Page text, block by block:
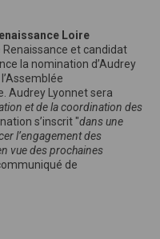
Loire
et candidat
la nomination d’Audrey
Audrey Lyonnet sera
et de la coordination des
s’inscrit "dans une
l’engagement des
vue des prochaines
de